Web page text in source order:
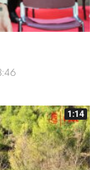
1:14